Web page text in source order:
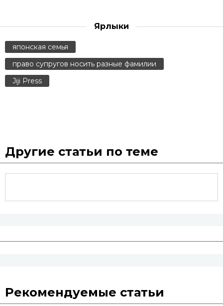
Ярлыки
японская семья
право супругов носить разные фамилии
Jiji Press
Другие статьи по теме
Рекомендуемые статьи